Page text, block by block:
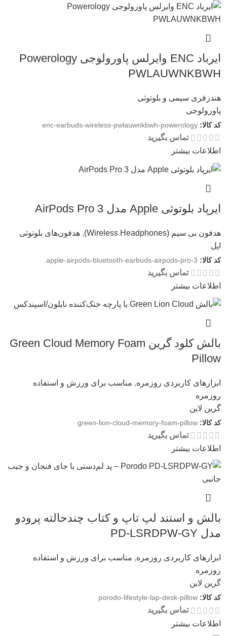
ایرباد ENC وایرلس پاورولوجی Powerology
PWLAUWNKBWH
هندزفری سیمی و بلوتوثی
پاورولوجی
کد کالا: enc-earbuds-wireless-pwlauwnkbwh-powerology
تماس بگیرید
اطلاعات بیشتر
ایرپاد بلوتوثی Apple مدل AirPods Pro 3
هدفون بی سیم (Wireless Headphones) , هدفون‌های بلوتوثی
اپل
کد کالا: apple-airpods-bluetooth-earbuds-airpods-pro-3
تماس بگیرید
اطلاعات بیشتر
بالش کلود گرین Green Cloud Memory Foam
Pillow
ابزارهای کاربردی روزمره, مناسب برای ورزش و استفاده
روزمره
گرین لاین
کد کالا: green-lion-cloud-memory-foam-pillow
تماس بگیرید
اطلاعات بیشتر
بالش و استند لپ تاپ و کتاب چندحالته پرودو
مدل PD-LSRDPW-GY
ابزارهای کاربردی روزمره, مناسب برای ورزش و استفاده
روزمره
گرین لاین
کد کالا: porodo-lifestyle-lap-desk-pillow
تماس بگیرید
اطلاعات بیشتر